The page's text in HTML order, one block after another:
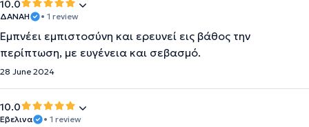
10.0
ΔΑΝΑΗ • 1 review
Εμπνέει εμπιστοσύνη και ερευνεί εις βάθος την
περίπτωση, με ευγένεια και σεβασμό.
28 June 2024
10.0
Εβελινα • 1 review